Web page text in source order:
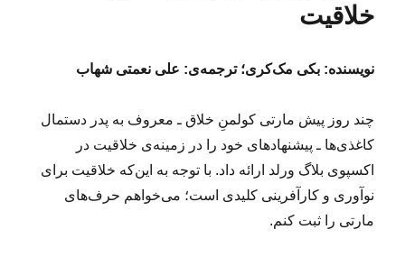
خلاقیت
نویسنده: بکی مک‌کری؛ ترجمه‌ی: علی نعمتی شهاب
چند روز پیش مارتی کولمنِ خلاق ـ معروف به پدر دستمال
کاغذی‌ها ـ پیشنهادهای خود را در زمینه‌ی خلاقیت در
اکسپوی بلاگ ورلد ارائه داد. با توجه به این‌که خلاقیت برای
نوآوری و کارآفرینی کلیدی است؛ می‌خواهم حرف‌های
مارتی را ثبت کنم.